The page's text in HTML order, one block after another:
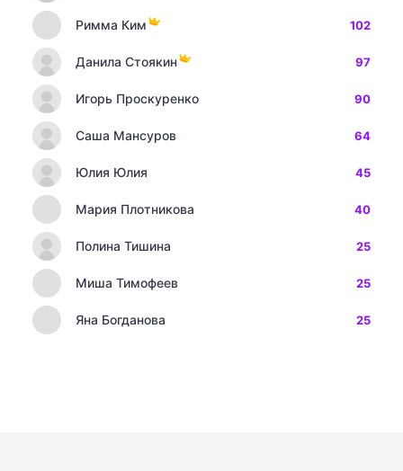
Римма Ким 102
Данила Стоякин 97
Игорь Проскуренко 90
Саша Мансуров 64
Юлия Юлия 45
Мария Плотникова 40
Полина Тишина 25
Миша Тимофеев 25
Яна Богданова 25